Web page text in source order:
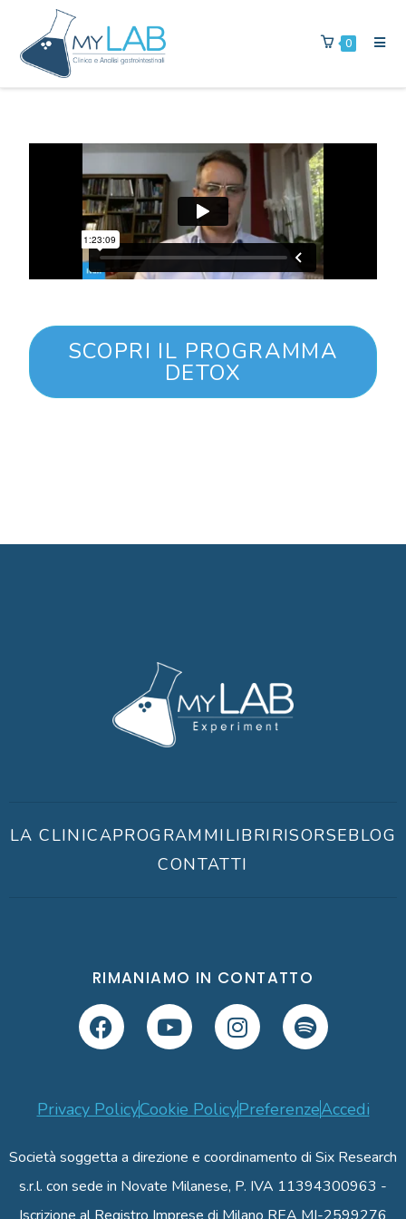
0
SCOPRI IL PROGRAMMA
DETOX
LA CLINICAPROGRAMMILIBRIRISORSEBLOG
CONTATTI
RIMANIAMO IN CONTATTO
Privacy PolicyCookie PolicyPreferenzeAccedi
Società soggetta a direzione e coordinamento di Six Research
s.r.l. con sede in Novate Milanese, P. IVA 11394300963 -